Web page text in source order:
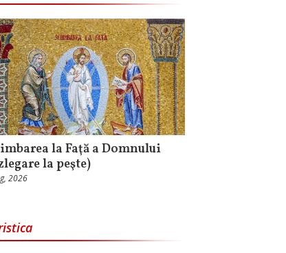
la Faţă a Domnului
la peşte)
2026